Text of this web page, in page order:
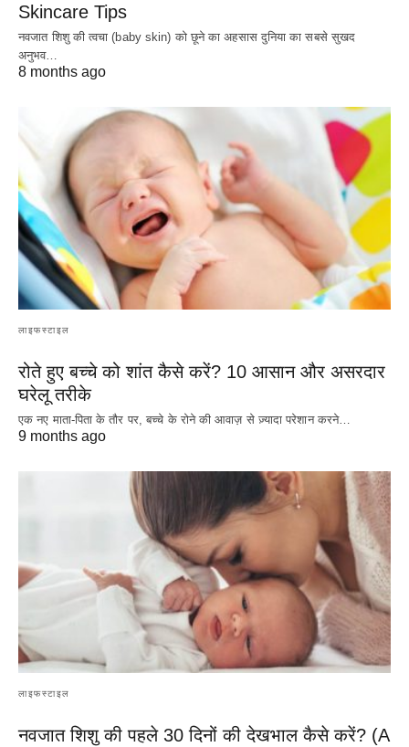
Skincare Tips
नवजात शिशु की त्वचा (baby skin) को छूने का अहसास दुनिया का सबसे सुखद
अनुभव…
8 months ago
लाइफस्टाइल
रोते हुए बच्चे को शांत कैसे करें? 10 आसान और असरदार
घरेलू तरीके
एक नए माता-पिता के तौर पर, बच्चे के रोने की आवाज़ से ज़्यादा परेशान करने…
9 months ago
लाइफस्टाइल
नवजात शिशु की पहले 30 दिनों की देखभाल कैसे करें? (A